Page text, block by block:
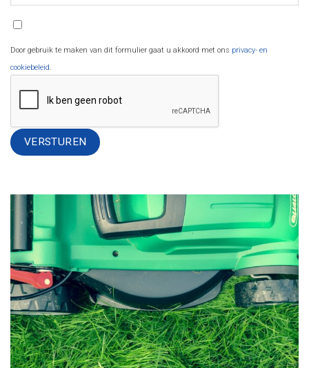
Door gebruik te maken van dit formulier gaat u akkoord met ons privacy- en
cookiebeleid.